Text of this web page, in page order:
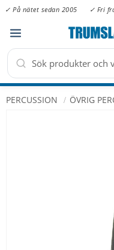
Meny
✓ På nätet sedan 2005 ✓ Fri
PERCUSSION ÖVRIG